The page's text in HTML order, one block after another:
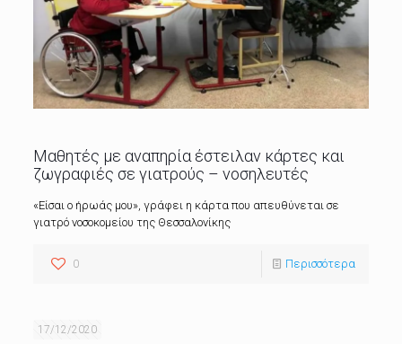
Μαθητές με αναπηρία έστειλαν κάρτες και
ζωγραφιές σε γιατρούς – νοσηλευτές
«Είσαι ο ήρωάς μου», γράφει η κάρτα που απευθύνεται σε
γιατρό νοσοκομείου της Θεσσαλονίκης
0 Περισσότερα
17/12/2020